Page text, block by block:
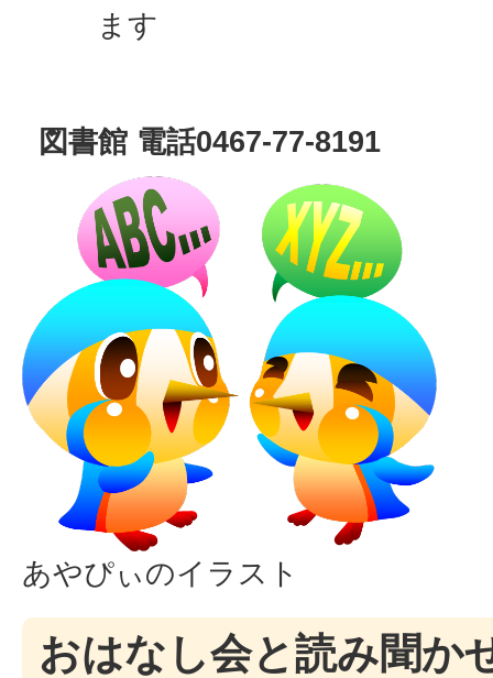
ます
図書館 電話0467-77-8191
あやぴぃのイラスト
おはなし会と読み聞か